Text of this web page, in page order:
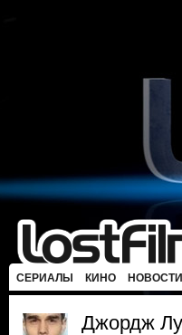
СЕРИАЛЫ КИНО НОВОСТИ
Джордж